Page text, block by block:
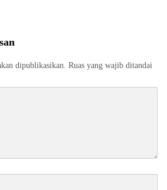
dipublikasikan. Ruas yang wajib ditandai